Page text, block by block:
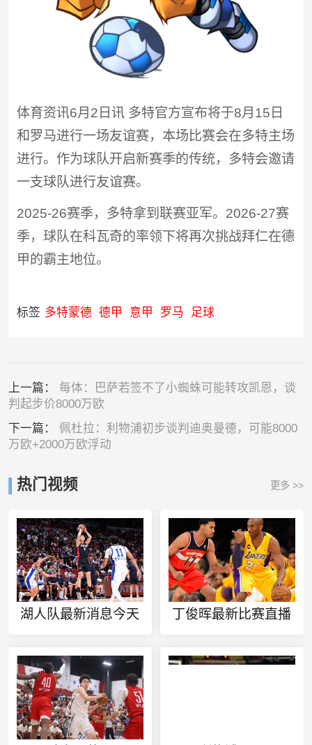
体育资讯6月2日讯 多特官方宣布将于8月15日
和罗马进行一场友谊赛，本场比赛会在多特主场
进行。作为球队开启新赛季的传统，多特会邀请
一支球队进行友谊赛。
2025-26赛季，多特拿到联赛亚军。2026-27赛
季，球队在科瓦奇的率领下将再次挑战拜仁在德
甲的霸主地位。
标签 多特蒙德 德甲 意甲 罗马 足球
上一篇： 每体：巴萨若签不了小蜘蛛可能转攻凯恩，谈
判起步价8000万欧
下一篇： 佩杜拉：利物浦初步谈判迪奥曼德，可能8000
万欧+2000万欧浮动
热门视频 更多 >>
湖人队最新消息今天 丁俊晖最新比赛直播